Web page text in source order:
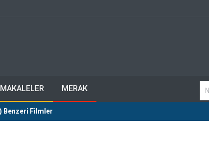
MAKALELER MERAK
Benzeri Filmler